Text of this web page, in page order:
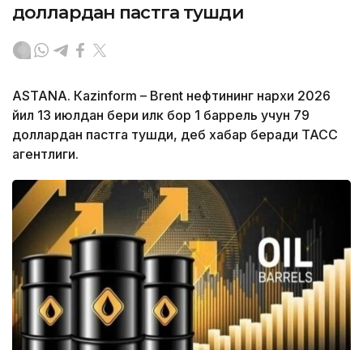
доллардан пастга тушди
ASTANА. Кazinform – Brent нефтининг нархи 2026
йил 13 июлдан бери илк бор 1 баррель учун 79
доллардан пастга тушди, деб хабар беради ТАСС
агентлиги.